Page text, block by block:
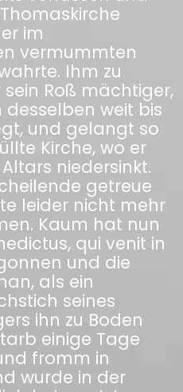
im
vermummten
Ihm zu
Roß mächtiger,
desselben weit bis
und gelangt so
Kirche, wo er
niedersinkt.
getreue
leider nicht mehr
Kaum hat nun
qui venit in
und die
als ein
seines
ihn zu Boden
einige Tage
fromm in
wurde in der